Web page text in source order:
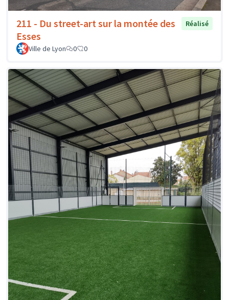
211 - Du street-art sur la montée des
Esses
Réalisé
Ville de Lyon 0 0